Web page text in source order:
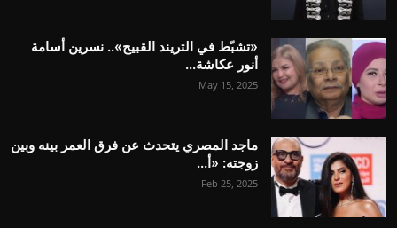
«تشبّط في التريند القبيح».. نسرين أسامة
أنور عكاشة...
May 15, 2025
ماجد المصري يتحدث عن فرق العمر بينه وبين
زوجته: «أ...
Feb 25, 2025